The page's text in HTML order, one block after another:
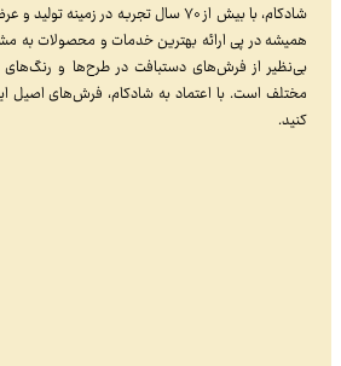
شادکام، با بیش از ۷۰ سال تجربه در
همیشه در پی ارائه بهترین خدمات و محصولات به
بی‌نظیر از فرش‌های دستبافت در طرح‌ها و
مختلف است. با اعتماد به شادکام، فرش‌های اصیل
کنید.